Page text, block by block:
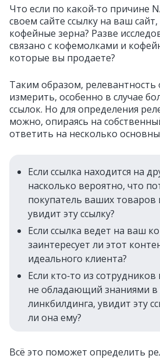
Что если по какой‑то причине
своем сайте ссылку на ваш
кофейные зерна? Разве
связано с кофемолками и
которые вы продаете?
Таким образом, релевантность
измерить, особенно в случае
ссылок. Но для определения
можно, опираясь на
ответить на несколько
Если ссылка находится на
насколько вероятно, что
покупатель ваших товаров
увидит эту ссылку?
Если ссылка ведет на ваш
заинтересует ли этот
идеального клиента?
Если кто‑то из
не обладающий знаниями в
линкбилдинга, увидит эту
ли она ему?
Всё это поможет определить